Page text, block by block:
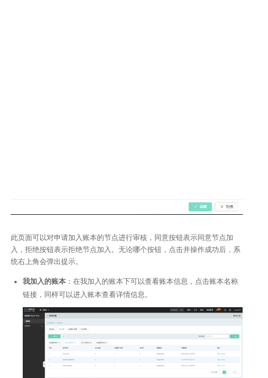
此页面可以对申请加入账本的节点进行审核，同意按钮表示同意节点加
入，拒绝按钮表示拒绝节点加入。无论哪个按钮，点击并操作成功后，系
统右上角会弹出提示。
我加入的账本 ：在我加入的账本下可以查看账本信息，点击账本名称
链接，同样可以进入账本查看详情信息。